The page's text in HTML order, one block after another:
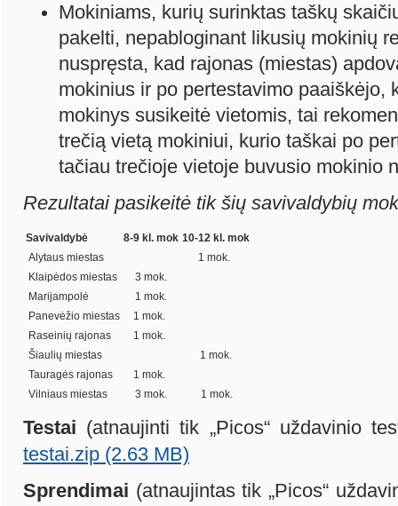
Mokiniams, kurių surinktas taškų
pakelti, nepabloginant likusių mokinių
nuspręsta, kad rajonas (miestas)
mokinius ir po pertestavimo paaiškėjo,
mokinys susikeitė vietomis, tai
trečią vietą mokiniui, kurio taškai po
tačiau trečioje vietoje buvusio mokinio
Rezultatai pasikeitė tik šių savivaldybių
Savivaldybė 8-9 kl. mok 10-12 kl. mok
Alytaus miestas
1 mok.
Klaipėdos miestas
3 mok.
Marijampolė
1 mok.
Panevėžio miestas
1 mok.
Raseinių rajonas
1 mok.
Šiaulių miestas
1 mok.
Tauragės rajonas
1 mok.
Vilniaus miestas
3 mok. 1 mok.
Testai (atnaujinti tik „Picos“ uždavinio
testai.zip (2.63 MB)
Sprendimai (atnaujintas tik „Picos“